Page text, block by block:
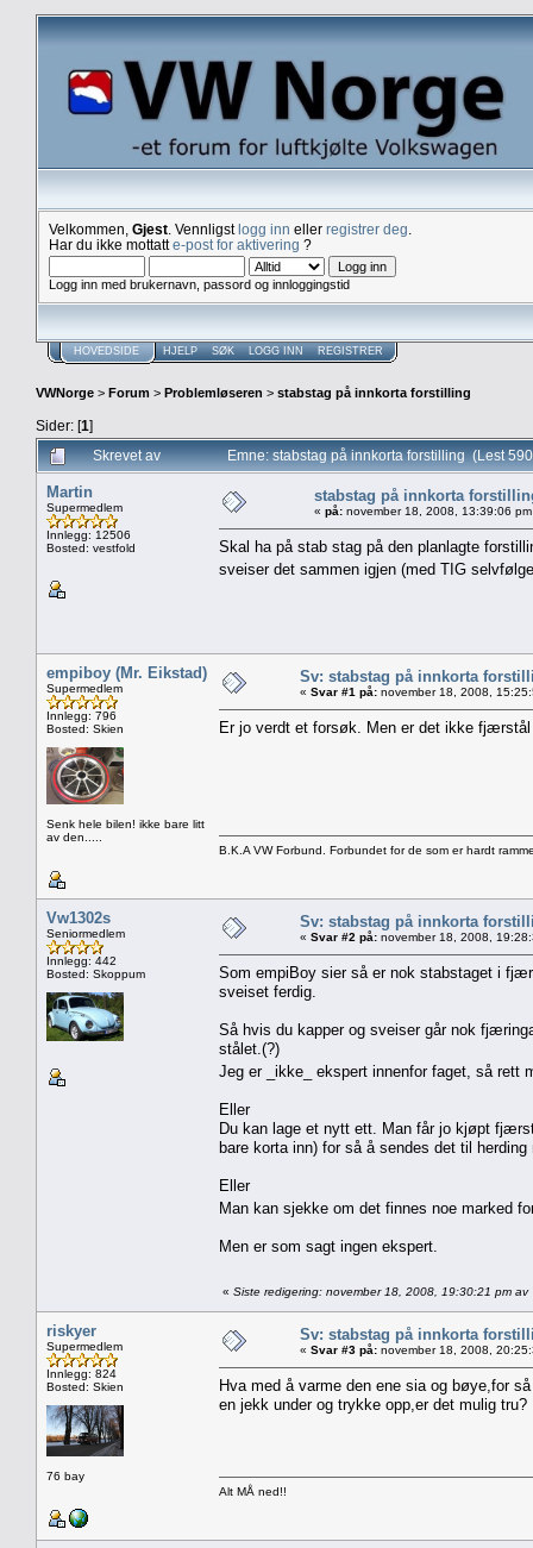
Velkommen, Gjest . Vennligstlogg inn eller registrer deg
Har du ikke mottatte-post for aktivering ?
Logg inn med brukernavn, passord og innloggingstid
HOVEDSIDE HJELP SØK LOGG INN REGISTRER
VWNorge > Forum > Problemløseren > stabstag på innkorta forstilling
Sider: [1]
Skrevet av
Emne: stabstag på innkorta forstilling (Lest
Martin
Supermedlem
Innlegg: 12506
Bosted: vestfold
stabstag på innkorta
« på: november 18, 2008, 13:39:06
Skal ha på stab stag på den planlagte
sveiser det sammen igjen (med TIG
empiboy (Mr. Eikstad)
Supermedlem
Innlegg: 796
Bosted: Skien
Senk hele bilen! ikke bare litt
av den.....
Sv: stabstag på innkorta
« Svar #1 på: november 18, 2008,
Er jo verdt et forsøk. Men er det ikke
B.K.A VW Forbund. Forbundet for de som er hardt
Vw1302s
Seniormedlem
Innlegg: 442
Bosted: Skoppum
Sv: stabstag på innkorta
« Svar #2 på: november 18, 2008,
Som empiBoy sier så er nok stabstaget i
sveiset ferdig.
Så hvis du kapper og sveiser går nok
stålet.(?)
Jeg er _ikke_ ekspert innenfor faget, så rett
Eller
Du kan lage et nytt ett. Man får jo kjøpt
bare korta inn) for så å sendes det til
Eller
Man kan sjekke om det finnes noe marked
Men er som sagt ingen ekspert.
« Siste redigering: november 18, 2008, 19:30:21 pm av
riskyer
Supermedlem
Innlegg: 824
Bosted: Skien
76 bay
Sv: stabstag på innkorta
« Svar #3 på: november 18, 2008,
Hva med å varme den ene sia og bøye,for
en jekk under og trykke opp,er det mulig tru?
Alt MÅ ned!!